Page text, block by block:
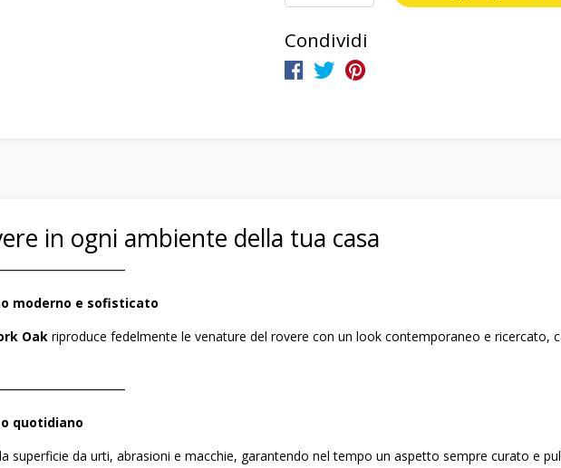
Condividi
in ogni ambiente della tua casa
moderno e sofisticato
Oak riproduce fedelmente le venature del rovere con un look contemporaneo e ricercato,
quotidiano
superficie da urti, abrasioni e macchie, garantendo nel tempo un aspetto sempre curato e